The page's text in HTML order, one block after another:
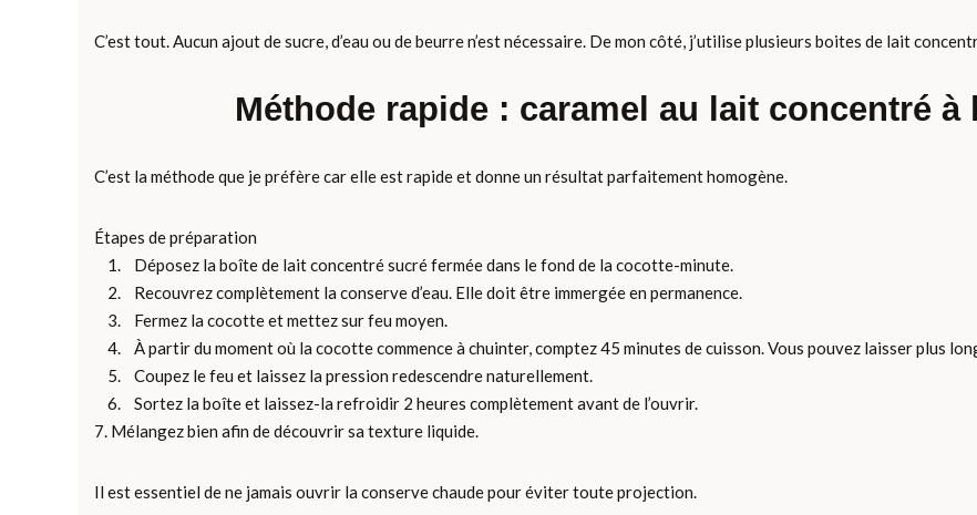
C’est tout. Aucun ajout de sucre, d’eau ou de beurre n’est nécessaire. De mon côté, j’utilise plusieurs boites de lait
Méthode rapide : caramel au lait concentré
C’est la méthode que je préfère car elle est rapide et donne un résultat parfaitement homogène.
Étapes de préparation
1. Déposez la boîte de lait concentré sucré fermée dans le fond de la cocotte-minute.
2. Recouvrez complètement la conserve d’eau. Elle doit être immergée en permanence.
3. Fermez la cocotte et mettez sur feu moyen.
4. À partir du moment où la cocotte commence à chuinter, comptez 45 minutes de cuisson. Vous pouvez laisser plus
5. Coupez le feu et laissez la pression redescendre naturellement.
6. Sortez la boîte et laissez-la refroidir 2 heures complètement avant de l’ouvrir.
7. Mélangez bien afin de découvrir sa texture liquide.
Il est essentiel de ne jamais ouvrir la conserve chaude pour éviter toute projection.